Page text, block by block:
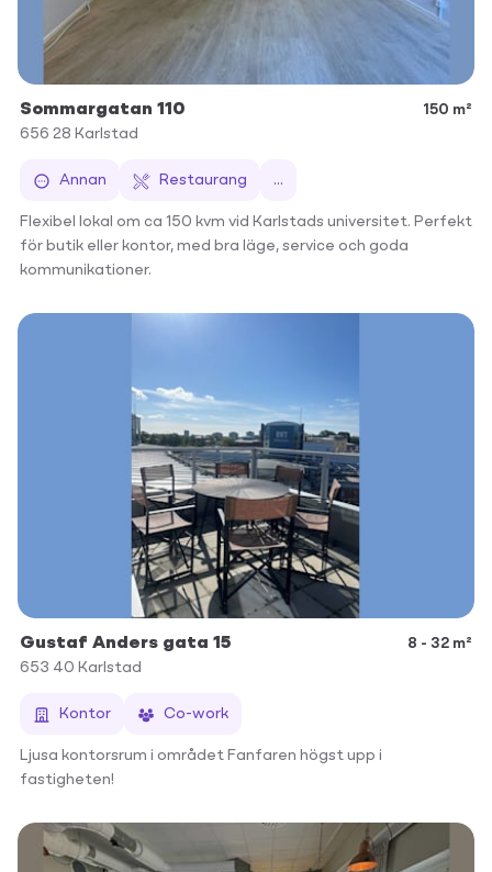
Sommargatan 110
150 m²
656 28 Karlstad
Annan Restaurang ...
Flexibel lokal om ca 150 kvm vid Karlstads universitet. Perfekt
för butik eller kontor, med bra läge, service och goda
kommunikationer.
Gustaf Anders gata 15
8 - 32 m²
653 40 Karlstad
Kontor Co-work
Ljusa kontorsrum i området Fanfaren högst upp i
fastigheten!